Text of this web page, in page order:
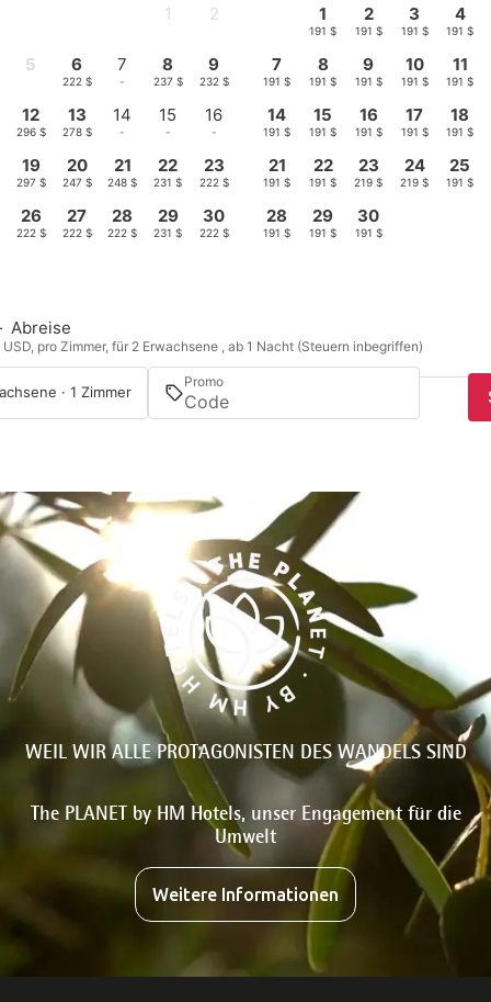
1 2
5 6
222 $
7
-
8
237 $
9
232 $
12
296 $
13
278 $
14
-
15
-
16
-
19
297 $
20
247 $
21
248 $
22
231 $
23
222 $
26
222 $
27
222 $
28
222 $
29
231 $
30
222 $
1
191 $
2
191 $
3
191 $
4
191 $
7
191 $
8
191 $
9
191 $
10
191 $
11
191 $
14
191 $
15
191 $
16
191 $
17
191 $
18
191 $
21
191 $
22
191 $
23
219 $
24
219 $
25
191 $
28
191 $
29
191 $
30
191 $
Abreise
pro Zimmer, für 2 Erwachsene , ab 1 Nacht (Steuern inbegriffen)
· 1 Zimmer
Promo
WEIL WIR ALLE PROTAGONISTEN DES WANDELS SIND
The PLANET by HM Hotels, unser Engagement für die
Umwelt
Weitere Informationen